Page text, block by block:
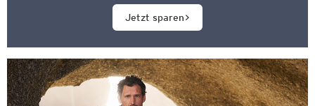
Jetzt sparen